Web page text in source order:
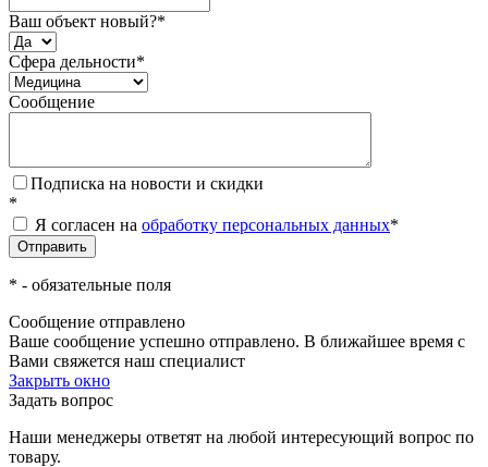
Ваш объект новый?*
Сфера дельности*
Сообщение
Подписка на новости и скидки
*
Я согласен на обработку персональных данных*
* - обязательные поля
Сообщение отправлено
Ваше сообщение успешно отправлено. В ближайшее время с
Вами свяжется наш специалист
Закрыть окно
Задать вопрос
Наши менеджеры ответят на любой интересующий вопрос по
товару.